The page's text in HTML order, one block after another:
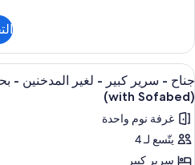
Queen
Room
استعراض
جميع
صور
جناح
-
5
جناح - سرير كبير - لغير المدخنين -
(with Sofabed)
غرفة نوم واحدة
يتّسع لـ 4
سرير كبير